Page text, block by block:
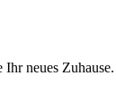
neues Zuhause.